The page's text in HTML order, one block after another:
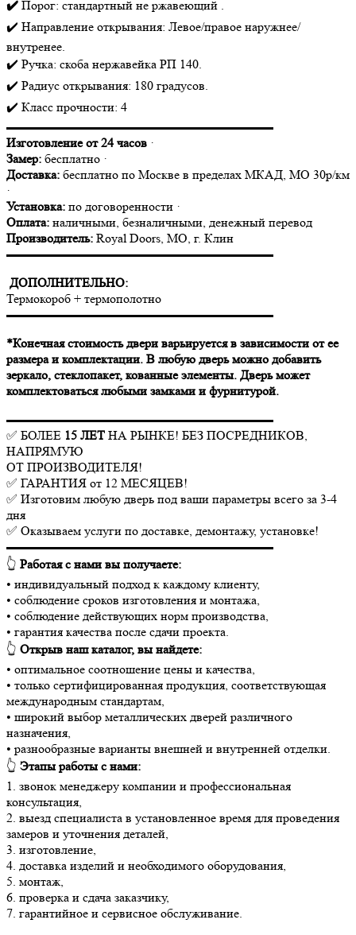
✔️ Порог: стандартный не ржавеющий .
✔️ Направление открывания: Левое/правое наружнее/
внутренее.
✔️ Ручка: скоба нержавейка РП 140.
✔️ Радиус открывания: 180 градусов.
✔️ Класс прочности: 4
▬▬▬▬▬▬▬▬▬▬▬▬▬▬▬▬▬▬▬▬▬
Изготовление от 24 часов ·
Замер: бесплатно ·
Доставка: бесплатно по Москве в пределах МКАД, МО 30р/км
·
Установка: по договоренности ·
Оплата: наличными, безналичными, денежный перевод
Производитель: Royal Doors, МО, г. Клин
▬▬▬▬▬▬▬▬▬▬▬▬▬▬▬▬▬▬▬▬▬
ДОПОЛНИТЕЛЬНО:
Термокороб + термополотно
▬▬▬▬▬▬▬▬▬▬▬▬▬▬▬▬▬▬▬▬▬
*Конечная стоимость двери варьируется в зависимости от ее
размера и комплектации. В любую дверь можно добавить
зеркало, стеклопакет, кованные элементы. Дверь может
комплектоваться любыми замками и фурнитурой.
▬▬▬▬▬▬▬▬▬▬▬▬▬▬▬▬▬▬▬▬▬
✅ БОЛЕЕ 15 ЛЕТ НА РЫНКЕ! БЕЗ ПОСРЕДНИКОВ,
НАПРЯМУЮ
ОТ ПРОИЗВОДИТЕЛЯ!
✅ ГАРАНТИЯ от 12 МЕСЯЦЕВ!
✅ Изготовим любую дверь под ваши параметры всего за 3-4
дня
✅ Оказываем услуги по доставке, демонтажу, установке!
▬▬▬▬▬▬▬▬▬▬▬▬▬▬▬▬▬▬▬▬▬
👆 Работая с нами вы получаете:
• индивидуальный подход к каждому клиенту,
• соблюдение сроков изготовления и монтажа,
• соблюдение действующих норм производства,
• гарантия качества после сдачи проекта.
👆 Открыв наш каталог, вы найдете:
• оптимальное соотношение цены и качества,
• только сертифицированная продукция, соответствующая
международным стандартам,
• широкий выбор металлических дверей различного
назначения,
• разнообразные варианты внешней и внутренней отделки.
👆 Этапы работы с нами:
1. звонок менеджеру компании и профессиональная
консультация,
2. выезд специалиста в установленное время для проведения
замеров и уточнения деталей,
3. изготовление,
4. доставка изделий и необходимого оборудования,
5. монтаж,
6. проверка и сдача заказчику,
7. гарантийное и сервисное обслуживание.